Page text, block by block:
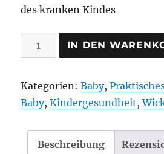
des kranken Kindes
Brustwickelband
Menge
IN DEN
Kategorien:Baby,
Baby,Kindergesundheit,
Beschreibung